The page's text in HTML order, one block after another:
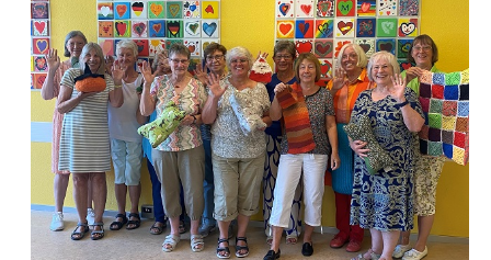
Archiv 2019
Archiv 2018
Archiv 2017
Archiv 2016
2018